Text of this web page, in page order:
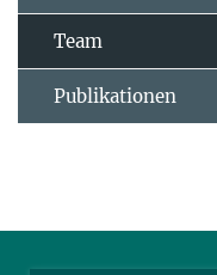
Team
Publikationen